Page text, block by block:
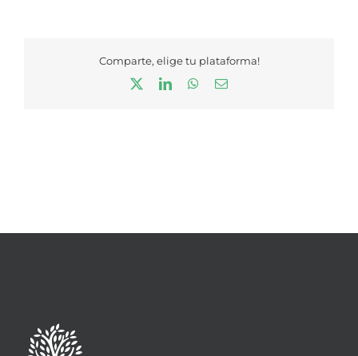
Comparte, elige tu plataforma!
LinkedInWhatsApp
Correo